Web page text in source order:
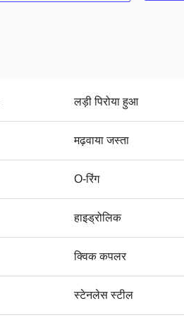
लड़ी पिरोया हुआ
मढ़वाया जस्ता
O-रिंग
हाइड्रोलिक
क्विक कपलर
स्टेनलेस स्टील